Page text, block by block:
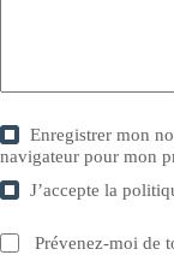
Enregistrer mon
navigateur pour mon
J’accepte la
Prévenez-moi de